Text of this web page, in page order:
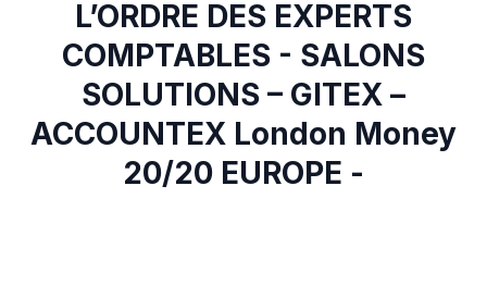
L’ORDRE DES EXPERTS
COMPTABLES - SALONS
SOLUTIONS – GITEX –
ACCOUNTEX London Money
20/20 EUROPE -